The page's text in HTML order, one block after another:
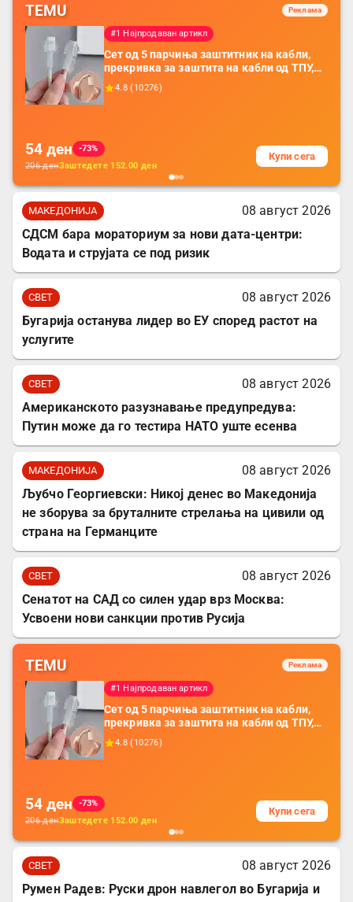
TEMU Реклама
#1 Најпродаван артикл
Сет од 5 парчиња заштитник на кабли,
прекривка за заштита на кабли од ТПУ,
додатоци за заштита на кабли, без
батерија, за мобилни телефони, комплет
4.8 (10276)
54 ден
-73%
206денЗаштедете 152.00 ден
Купи сега
МАКЕДОНИЈА
08 август 2026
СДСМ бара мораториум за нови дата-центри:
Водата и струјата се под ризик
СВЕТ
08 август 2026
Бугарија останува лидер во ЕУ според растот на
услугите
СВЕТ
08 август 2026
Американското разузнавање предупредува:
Путин може да го тестира НАТО уште есенва
МАКЕДОНИЈА
08 август 2026
Љубчо Георгиевски: Никој денес во Македонија
не зборува за бруталните стрелања на цивили од
страна на Германците
СВЕТ
08 август 2026
Сенатот на САД со силен удар врз Москва:
Усвоени нови санкции против Русија
TEMU Реклама
#1 Најпродаван артикл
Сет од 5 парчиња заштитник на кабли,
прекривка за заштита на кабли од ТПУ,
додатоци за заштита на кабли, без
батерија, за мобилни телефони, комплет
4.8 (10276)
54 ден
-73%
206денЗаштедете 152.00 ден
Купи сега
СВЕТ
08 август 2026
Румен Радев: Руски дрон навлегол во Бугарија и